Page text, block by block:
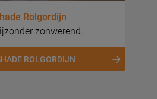
Rolgordijn
zonwerend.
ROLGORDIJN